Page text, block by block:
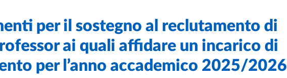
per il sostegno al reclutamento di
ai quali affidare un incarico di
per l’anno accademico 2025/2026